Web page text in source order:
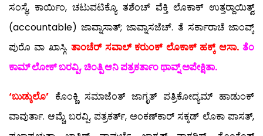
ಸಂಸ್ಥೆ, ಕಾರ್ಯಿಂ, ಚಟುವಟಿಕ್ಯೊ ತಶೆಂಚ್ ವೆಕ್ತಿ ಲೊಕಾಕ್ ಉತ್ತರ್‍ದಾಯಿತ್ವ್
(accountable) ಜಾವ್ನಾಸಾತ್; ಜಾವ್ನಾಸಜೆಚ್. ತೆ ಸರ್ಕಾರಾಚೆ ಜಾಂವ್ಕ್
ಪುರೊ ವಾ ಖಾಸ್ಗಿ.ತಾಂಚೆರ್ ಸವಾಲ್ ಕರುಂಕ್ ಲೊಕಾಕ್ ಹಕ್ಕ್ ಆಸಾ. ತೆಂ
ಕಾಮ್ ಲೋಕ್ ಬರವ್ಪಿ, ಚಿಂತ್ಪಿ ಆನಿ ಪತ್ರಕರ್ತಾಂ ಥಾವ್ನ್ ಅಪೇಕ್ಷಿತಾ.
‘ಬುಡ್ಕುಲೊ’ ಕೊಂಕ್ಣಿ ಸಮಾಜೆಂತ್ ಜಾಗೃತ್ ಪತ್ರಿಕೋದ್ಯಮ್ ಹಾಡುಂಕ್
ವಾವುರ್ತಾ. ಆಮ್ಚೆ ಬರವ್ಪಿ, ಪತ್ರಕರ್ತ್, ಅಂಕಣ್‍ಕಾರ್ ಸಕ್ಕಡ್ ಲೊಕಾ ಪಾಸತ್,